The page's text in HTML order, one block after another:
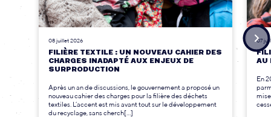
08 juillet 2026
FILIÈRE TEXTILE : UN NOUVEAU CAHIER DES
CHARGES INADAPTÉ AUX ENJEUX DE
SURPRODUCTION
Après un an de discussions, le gouvernement a proposé un
nouveau cahier des charges pour la filière des déchets
textiles. L’accent est mis avant tout sur le développement
du recyclage, sans cherch[...]
07
AU
En